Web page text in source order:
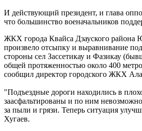
И действующий президент, и глава
что большинство военачальников
ЖКХ города Квайса Дзауского района
произвело отсыпку и выравнивание
стороны сел Зассетикау и Фазикау
общей протяженностью около 400
сообщил директор городского ЖКХ
"Подъездные дороги находились в
заасфальтированы и по ним
за пыли и грязи. Теперь ситуация
Хугаев.